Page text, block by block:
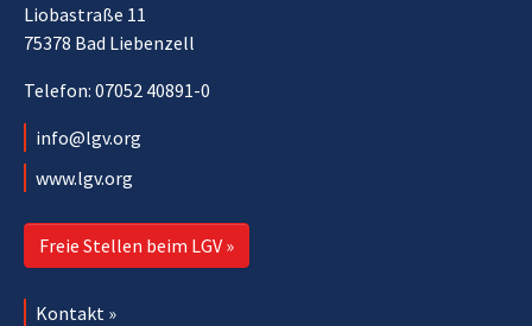
Liobastraße 11
75378 Bad Liebenzell
Telefon: 07052 40891-0
info@lgv.org
www.lgv.org
Freie Stellen beim LGV »
Kontakt »